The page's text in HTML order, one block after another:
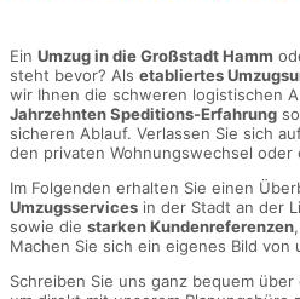
Ein Umzug in die Großstadt Hamm
steht bevor? Als etabliertes
wir Ihnen die schweren logistischen
Jahrzehnten Speditions-Erfahrung
sicheren Ablauf. Verlassen Sie sich
den privaten Wohnungswechsel oder
Im Folgenden erhalten Sie einen
Umzugsservices in der Stadt an der
sowie die starken Kundenreferenzen
Machen Sie sich ein eigenes Bild von
Schreiben Sie uns ganz bequem über